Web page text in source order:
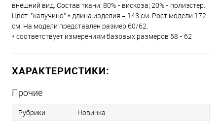
внешний вид. Состав ткани: 80% - вискоза; 20% - полиэстер.
Цвет: "капучино" * длина изделия = 143 см. Рост модели 172
см. На модели представлен размер 60/62.
* соответствует измерениям базовых размеров 58 - 62
ХАРАКТЕРИСТИКИ:
Прочие
Рубрики
Новинка